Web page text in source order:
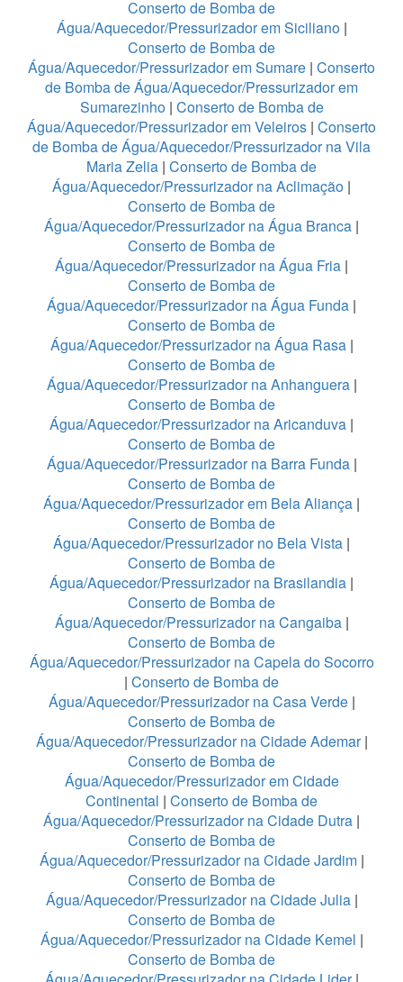
Conserto de Bomba de
Água/Aquecedor/Pressurizador em Siciliano|
Conserto de Bomba de
Água/Aquecedor/Pressurizador em Sumare | Conserto
de Bomba de Água/Aquecedor/Pressurizador em
Sumarezinho| Conserto de Bomba de
Água/Aquecedor/Pressurizador em Veleiros | Conserto
de Bomba de Água/Aquecedor/Pressurizador na Vila
Maria Zelia | Conserto de Bomba de
Água/Aquecedor/Pressurizador na Aclimação |
Conserto de Bomba de
Água/Aquecedor/Pressurizador na Água Branca |
Conserto de Bomba de
Água/Aquecedor/Pressurizador na Água Fria |
Conserto de Bomba de
Água/Aquecedor/Pressurizador na Água Funda |
Conserto de Bomba de
Água/Aquecedor/Pressurizador na Água Rasa |
Conserto de Bomba de
Água/Aquecedor/Pressurizador na Anhanguera|
Conserto de Bomba de
Água/Aquecedor/Pressurizador na Aricanduva |
Conserto de Bomba de
Água/Aquecedor/Pressurizador na Barra Funda |
Conserto de Bomba de
Água/Aquecedor/Pressurizador em Bela Aliança |
Conserto de Bomba de
Água/Aquecedor/Pressurizador no Bela Vista |
Conserto de Bomba de
Água/Aquecedor/Pressurizador na Brasilandia |
Conserto de Bomba de
Água/Aquecedor/Pressurizador na Cangaiba|
Conserto de Bomba de
Água/Aquecedor/Pressurizador na Capela do Socorro
| Conserto de Bomba de
Água/Aquecedor/Pressurizador na Casa Verde|
Conserto de Bomba de
Água/Aquecedor/Pressurizador na Cidade Ademar|
Conserto de Bomba de
Água/Aquecedor/Pressurizador em Cidade
Continental | Conserto de Bomba de
Água/Aquecedor/Pressurizador na Cidade Dutra |
Conserto de Bomba de
Água/Aquecedor/Pressurizador na Cidade Jardim|
Conserto de Bomba de
Água/Aquecedor/Pressurizador na Cidade Julia |
Conserto de Bomba de
Água/Aquecedor/Pressurizador na Cidade Kemel |
Conserto de Bomba de